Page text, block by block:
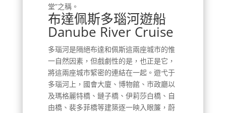
堂”之稱。
布達佩斯多瑙河遊船
Danube River Cruise
多瑙河是隔絕布達和佩斯這兩座城市的惟
一自然因素，但戲劇性的是，也正是它，
將這兩座城市緊密的連結在一起。遊弋于
多瑙河上，國會大廈、博物館、市政廳以
及瑪格麗特橋、鏈子橋、伊莉莎白橋、自
由橋、裴多菲橋等建築逐一映入眼簾，蔚